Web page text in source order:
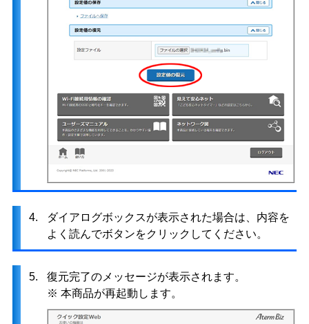
4.
ダイアログボックスが表示された場合は、内容を
よく読んでボタンをクリックしてください。
5.
復元完了のメッセージが表示されます。
※ 本商品が再起動します。